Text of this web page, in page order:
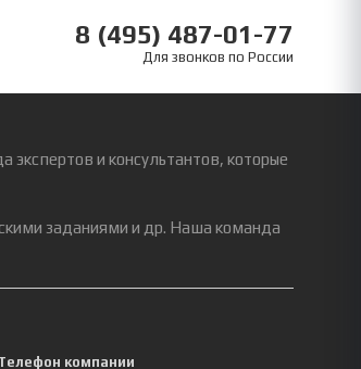
8 (495) 487-01-77
Для звонков по России
и консультантов, которые
заданиями и др. Наша команда
компании